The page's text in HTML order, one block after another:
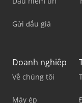
Gửi đấu giá
Doanh nghiệp
Về chúng tôi
Máy ép